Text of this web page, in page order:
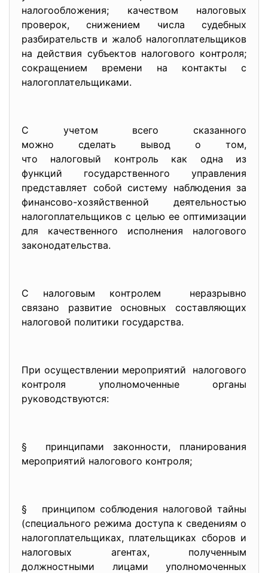
налогообложения; качеством налоговых
проверок, снижением числа судебных
разбирательств и жалоб налогоплательщиков
на действия субъектов налогового контроля;
сокращением времени на контакты с
налогоплательщиками.
С учетом всего сказанного
можно сделать вывод о том,
что налоговый контроль как одна из
функций государственного управления
представляет собой систему наблюдения за
финансово-хозяйственной деятельностью
налогоплательщиков с целью ее оптимизации
для качественного исполнения налогового
законодательства.
С налоговым контролем неразрывно
связано развитие основных составляющих
налоговой политики государства.
При осуществлении мероприятий налогового
контроля уполномоченные органы
руководствуются:
§ принципами законности, планирования
мероприятий налогового контроля;
§ принципом соблюдения налоговой тайны
(специального режима доступа к сведениям о
налогоплательщиках, плательщиках сборов и
налоговых агентах, полученным
должностными лицами уполномоченных